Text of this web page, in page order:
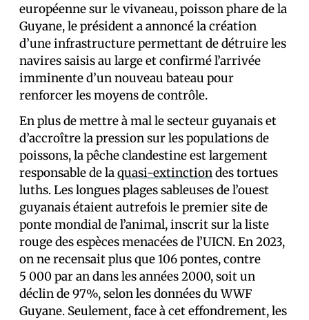
européenne sur le vivaneau, poisson phare de la
Guyane, le président a annoncé la création
d’une infrastructure permettant de détruire les
navires saisis au large et confirmé l’arrivée
imminente d’un nouveau bateau pour
renforcer les moyens de contrôle.
En plus de mettre à mal le secteur guyanais et
d’accroître la pression sur les populations de
poissons, la pêche clandestine est largement
responsable de laquasi-extinctiondes tortues
luths. Les longues plages sableuses de l’ouest
guyanais étaient autrefois le premier site de
ponte mondial de l’animal, inscrit sur la liste
rouge des espèces menacées de l’UICN. En 2023,
on ne recensait plus que 106 pontes, contre
5 000 par an dans les années 2000, soit un
déclin de 97%, selon les données du WWF
Guyane. Seulement, face à cet effondrement, les